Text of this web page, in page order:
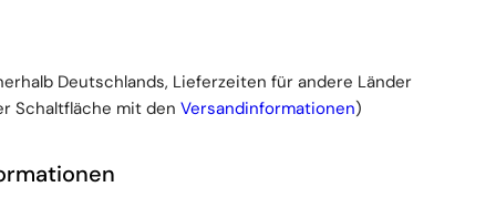
Deutschlands, Lieferzeiten für andere Länder
Schaltfläche mit den Versandinformationen)